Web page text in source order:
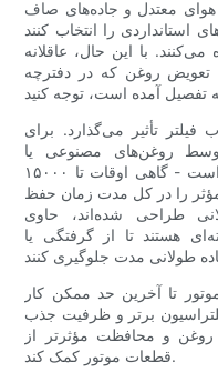
هوای معتدل و جاده‌های صاف
را انتخاب کنند
با این حال، عاقلانه
تعویض روغن که در دفترچه
تأثیر می‌گذارد. برای
روغن‌های مصنوعی یا
طراحی‌های تخصصی موتور امکان‌پذیر است - گاهی اوقات تا ۱۵۰۰۰
مؤثر را در کل مدت زمان حفظ
طراحی شده‌اند، حاوی
هستند تا از گرفتگی یا
تا آخرین حد ممکن کار
برتر و ظرفیت جذب
روغن و محافظت مؤثرتر از
قطعات موتور کمک کند.